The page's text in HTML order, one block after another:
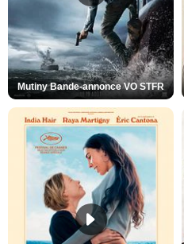
Mutiny Bande-annonce VO STFR